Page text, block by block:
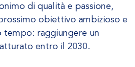
di qualità e passione,
obiettivo ambizioso e
tempo: raggiungere un
entro il 2030.